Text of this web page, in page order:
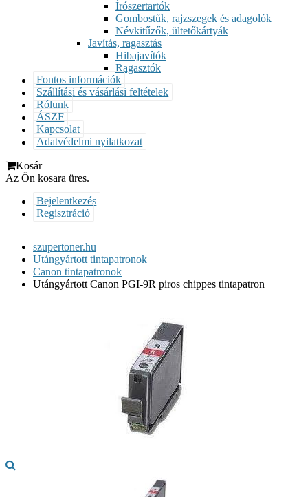
Írószertartók
Gombostűk, rajzszegek és adagolók
Névkitűzők, ültetőkártyák
Javítás, ragasztás
Hibajavítók
Ragasztók
Fontos információk
Szállítási és vásárlási feltételek
Rólunk
ÁSZF
Kapcsolat
Adatvédelmi nyilatkozat
Kosár
Az Ön kosara üres.
Bejelentkezés
Regisztráció
szupertoner.hu
Utángyártott tintapatronok
Canon tintapatronok
Utángyártott Canon PGI-9R piros chippes tintapatron